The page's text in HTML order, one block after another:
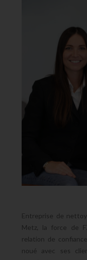
Entreprise de
Metz, la force de
relation de
noué avec ses